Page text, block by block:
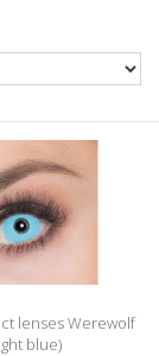
lenses Werewolf
blue)